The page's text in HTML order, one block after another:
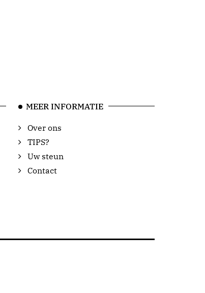
MEER INFORMATIE
Over ons
TIPS?
Uw steun
Contact